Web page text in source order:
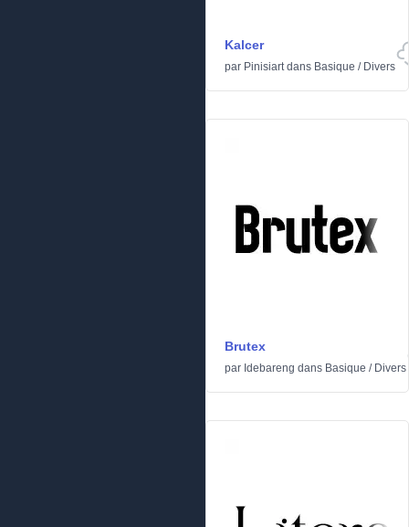
Kalcer
par Pinisiartdans Basique / Divers
Brutex
par Idebareng dans Basique / Divers